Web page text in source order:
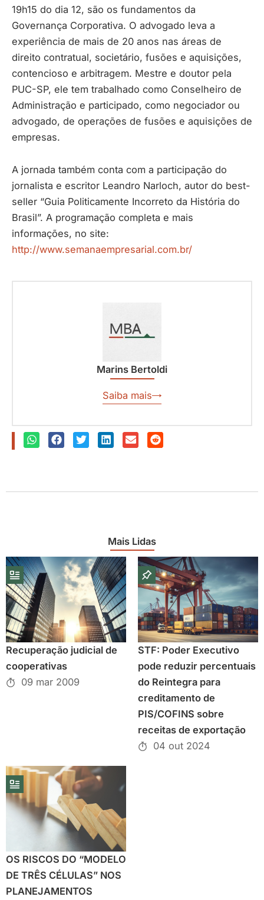
19h15 do dia 12, são os fundamentos da
Governança Corporativa. O advogado leva a
experiência de mais de 20 anos nas áreas de
direito contratual, societário, fusões e aquisições,
contencioso e arbitragem. Mestre e doutor pela
PUC-SP, ele tem trabalhado como Conselheiro de
Administração e participado, como negociador ou
advogado, de operações de fusões e aquisições de
empresas.
A jornada também conta com a participação do
jornalista e escritor Leandro Narloch, autor do best-
seller “Guia Politicamente Incorreto da História do
Brasil”. A programação completa e mais
informações, no site:
http://www.semanaempresarial.com.br/
Marins Bertoldi
Saiba mais
Mais Lidas
Recuperação judicial de
cooperativas
09 mar 2009
STF: Poder Executivo
pode reduzir percentuais
do Reintegra para
creditamento de
PIS/COFINS sobre
receitas de exportação
04 out 2024
OS RISCOS DO “MODELO
DE TRÊS CÉLULAS” NOS
PLANEJAMENTOS